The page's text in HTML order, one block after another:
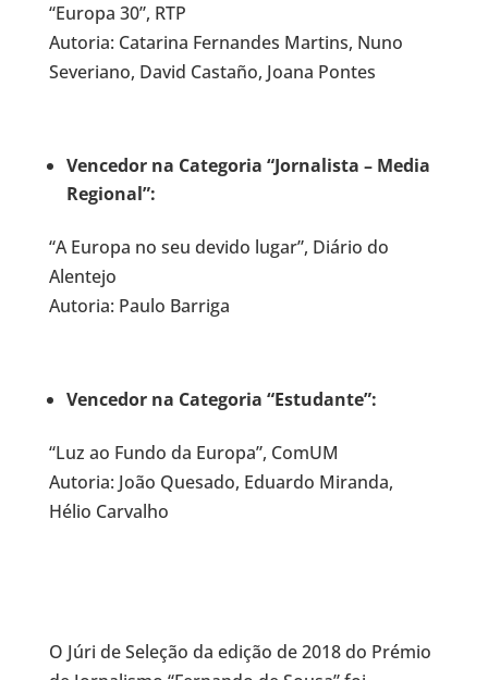
“Europa 30”, RTP
Autoria: Catarina Fernandes Martins, Nuno
Severiano, David Castaño, Joana Pontes
Vencedor na Categoria “Jornalista – Media
Regional”:
“A Europa no seu devido lugar”, Diário do
Alentejo
Autoria: Paulo Barriga
Vencedor na Categoria “Estudante”:
“Luz ao Fundo da Europa”, ComUM
Autoria: João Quesado, Eduardo Miranda,
Hélio Carvalho
O Júri de Seleção da edição de 2018 do Prémio